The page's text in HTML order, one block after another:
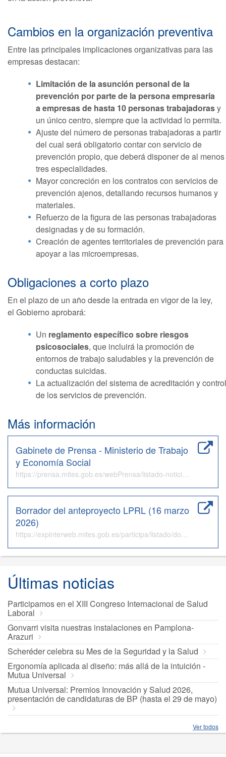
Cambios en la organización preventiva
Entre las principales implicaciones organizativas para las
empresas destacan:
Limitación de la asunción personal de la
prevención por parte de la persona empresaria
a empresas de hasta 10 personas trabajadorasy
un único centro, siempre que la actividad lo permita.
Ajuste del número de personas trabajadoras a partir
del cual será obligatorio contar con servicio de
prevención propio, que deberá disponer de al menos
tres especialidades.
Mayor concreción en los contratos con servicios de
prevención ajenos, detallando recursos humanos y
materiales.
Refuerzo de la figura de las personas trabajadoras
designadas y de su formación.
Creación de agentes territoriales de prevención para
apoyar a las microempresas.
Obligaciones a corto plazo
En el plazo de un año desde la entrada en vigor de la ley,
el Gobierno aprobará:
Un reglamento específico sobre riesgos
psicosociales, que incluirá la promoción de
entornos de trabajo saludables y la prevención de
conductas suicidas.
La actualización del sistema de acreditación y control
de los servicios de prevención.
Más información
Gabinete de Prensa - Ministerio de Trabajo
y Economía Social
https://prensa.mites.gob.es/webPrensa/listado-noticia/noticia/4522
Borrador del anteproyecto LPRL (16 marzo
2026)
https://expinterweb.mites.gob.es/participa/listado/download/34cb718d-25f4-4257-9a39-b9c964afb796
Últimas noticias
Participamos en el XIII Congreso Internacional de Salud
Laboral
Gonvarri visita nuestras instalaciones en Pamplona-
Arazuri
Scheréder celebra su Mes de la Seguridad y la Salud
Ergonomía aplicada al diseño: más allá de la intuición -
Mutua Universal
Mutua Universal: Premios Innovación y Salud 2026,
presentación de candidaturas de BP (hasta el 29 de mayo)
Ver todos